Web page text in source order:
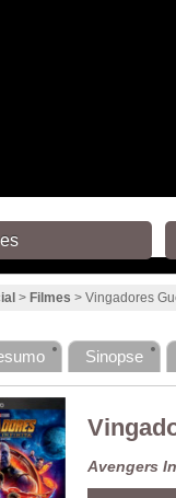
> Filmes > Vingadores
Sinopse
Avengers